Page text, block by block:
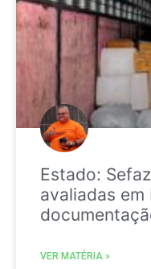
Estado:
avaliadas em
VER MATÉRIA »